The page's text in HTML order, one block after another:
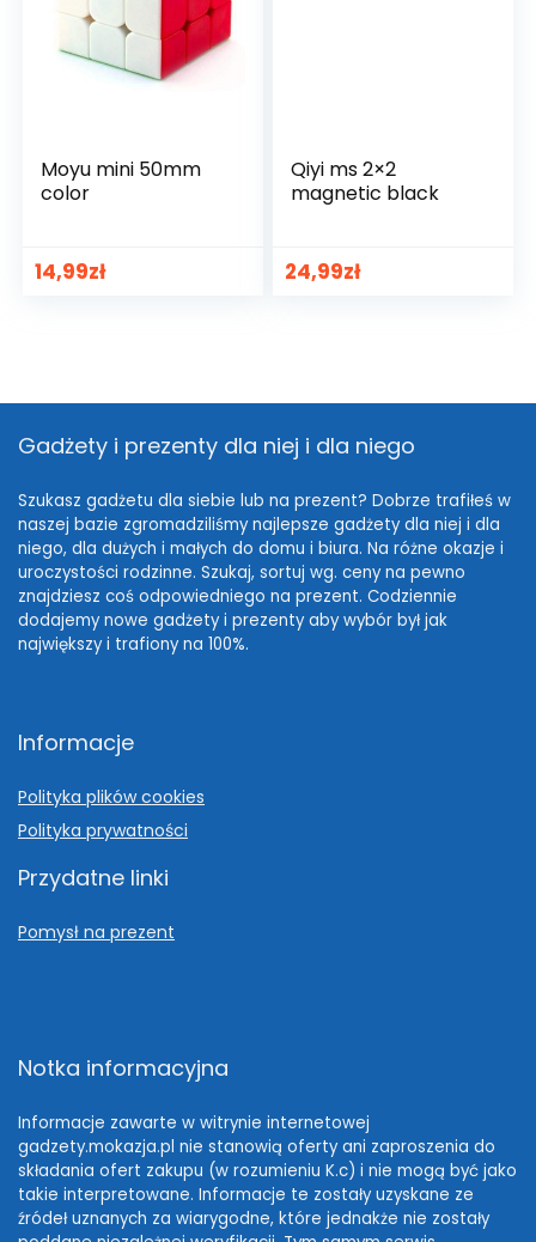
Moyu mini 50mm
color
14,99zł
Qiyi ms 2×2
magnetic black
24,99zł
Gadżety i prezenty dla niej i dla niego
Szukasz gadżetu dla siebie lub na prezent? Dobrze trafiłeś w
naszej bazie zgromadziliśmy najlepsze gadżety dla niej i dla
niego, dla dużych i małych do domu i biura. Na różne okazje i
uroczystości rodzinne. Szukaj, sortuj wg. ceny na pewno
znajdziesz coś odpowiedniego na prezent. Codziennie
dodajemy nowe gadżety i prezenty aby wybór był jak
największy i trafiony na 100%.
Informacje
Polityka plików cookies
Polityka prywatności
Przydatne linki
Pomysł na prezent
Notka informacyjna
Informacje zawarte w witrynie internetowej
gadzety.mokazja.pl nie stanowią oferty ani zaproszenia do
składania ofert zakupu (w rozumieniu K.c) i nie mogą być jako
takie interpretowane. Informacje te zostały uzyskane ze
źródeł uznanych za wiarygodne, które jednakże nie zostały